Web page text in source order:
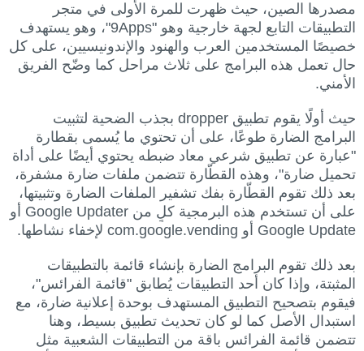
مصدرها الصين، حيث ظهرت للمرة الأولى في متجر
التطبيقات التابع لجهة خارجية وهو "9Apps"، وهو يستهدف
خصيصًا المستخدمين العرب والهنود والإندونيسيين، على كل
حال تعمل هذه البرامج على ثلاث مراحل كما وضّح الفريق
الأمني.
حيث أولًا يقوم تطبيق dropper بجذب الضحية لتثبيت
البرامج الضارة طوعًا، على أن تحتوي ما يُسمى بقطارة
"عبارة عن تطبيق شرعي معاد ضبطه يحتوي أيضًا على أداة
تحميل ضارة"، وهذه القطّارة تتضمن ملفات ضارة مشفرة،
بعد ذلك تقوم القطّارة بفك تشفير الملفات الضارة وتثبيتها،
على أن تستخدم هذه البرمجية كلٍ من Google Updater أو
Google Update أو com.google.vending لإخفاء نشاطها.
بعد ذلك تقوم البرامج الضارة بإنشاء قائمة بالتطبيقات
المثبتة، وإذا كان أحد التطبيقات يُطابق "قائمة الفرائس"،
فيقوم بتصحيح التطبيق المستهدف بوحدة إعلانية ضارة، مع
استبدال الأصل كما لو كان تحديث تطبيق بسيط، وهنا
تتضمن قائمة الفرائس باقة من التطبيقات الشعبية مثل